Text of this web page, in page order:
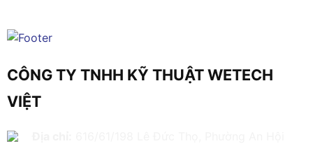
CÔNG TY TNHH KỸ THUẬT WETECH
VIỆT